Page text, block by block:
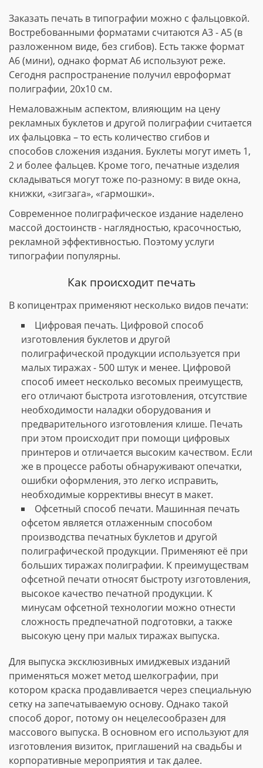
Заказать печать в типографии можно с фальцовкой.
Востребованными форматами считаются А3 - А5 (в
разложенном виде, без сгибов). Есть также формат
А6 (мини), однако формат А6 используют реже.
Сегодня распространение получил евроформат
полиграфии, 20х10 см.
Немаловажным аспектом, влияющим на цену
рекламных буклетов и другой полиграфии считается
их фальцовка – то есть количество сгибов и
способов сложения издания. Буклеты могут иметь 1,
2 и более фальцев. Кроме того, печатные изделия
складываться могут тоже по-разному: в виде окна,
книжки, «зигзага», «гармошки».
Современное полиграфическое издание наделено
массой достоинств - наглядностью, красочностью,
рекламной эффективностью. Поэтому услуги
типографии популярны.
Как происходит печать
В копицентрах применяют несколько видов печати:
Цифровая печать. Цифровой способ
изготовления буклетов и другой
полиграфической продукции используется при
малых тиражах - 500 штук и менее. Цифровой
способ имеет несколько весомых преимуществ,
его отличают быстрота изготовления, отсутствие
необходимости наладки оборудования и
предварительного изготовления клише. Печать
при этом происходит при помощи цифровых
принтеров и отличается высоким качеством. Если
же в процессе работы обнаруживают опечатки,
ошибки оформления, это легко исправить,
необходимые коррективы внесут в макет.
Офсетный способ печати. Машинная печать
офсетом является отлаженным способом
производства печатных буклетов и другой
полиграфической продукции. Применяют её при
больших тиражах полиграфии. К преимуществам
офсетной печати относят быстроту изготовления,
высокое качество печатной продукции. К
минусам офсетной технологии можно отнести
сложность предпечатной подготовки, а также
высокую цену при малых тиражах выпуска.
Для выпуска эксклюзивных имиджевых изданий
применяться может метод шелкографии, при
котором краска продавливается через специальную
сетку на запечатываемую основу. Однако такой
способ дорог, потому он нецелесообразен для
массового выпуска. В основном его используют для
изготовления визиток, приглашений на свадьбы и
корпоративные мероприятия и так далее.